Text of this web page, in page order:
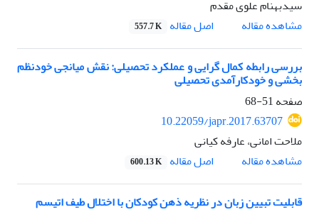
سیدبهنام علوی مقدم
مشاهده مقاله
اصل مقاله 557.7 K
بررسی رابطه کمال گرایی و عملکرد تحصیلی: نقش میانجی خودنظم
بخشی و خودکارآمدی تحصیلی
صفحه51-68
10.22059/japr.2017.63707
ملاحت امانی، عارفه کیانی
مشاهده مقاله
اصل مقاله 600.13 K
قابلیت تبیین زبان در نظریه ذهن کودکان با اختلال طیف اتیسم